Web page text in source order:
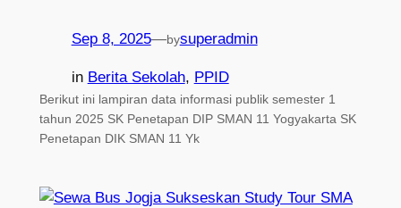
Sep 8, 2025—bysuperadmin
in Berita Sekolah, PPID
Berikut ini lampiran data informasi publik semester 1
tahun 2025 SK Penetapan DIP SMAN 11 Yogyakarta SK
Penetapan DIK SMAN 11 Yk